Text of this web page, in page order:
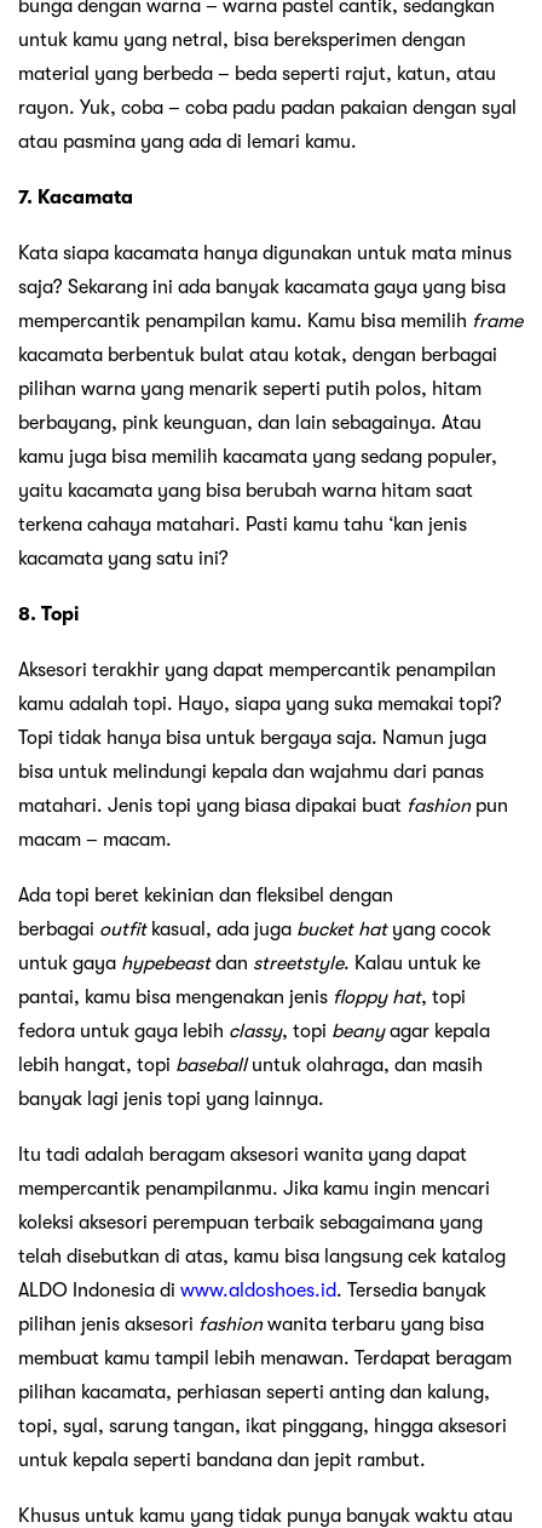
bunga dengan warna – warna pastel cantik, sedangkan
untuk kamu yang netral, bisa bereksperimen dengan
material yang berbeda – beda seperti rajut, katun, atau
rayon. Yuk, coba – coba padu padan pakaian dengan syal
atau pasmina yang ada di lemari kamu.
7. Kacamata
Kata siapa kacamata hanya digunakan untuk mata minus
saja? Sekarang ini ada banyak kacamata gaya yang bisa
mempercantik penampilan kamu. Kamu bisa memilih frame
kacamata berbentuk bulat atau kotak, dengan berbagai
pilihan warna yang menarik seperti putih polos, hitam
berbayang, pink keunguan, dan lain sebagainya. Atau
kamu juga bisa memilih kacamata yang sedang populer,
yaitu kacamata yang bisa berubah warna hitam saat
terkena cahaya matahari. Pasti kamu tahu ‘kan jenis
kacamata yang satu ini?
8. Topi
Aksesori terakhir yang dapat mempercantik penampilan
kamu adalah topi. Hayo, siapa yang suka memakai topi?
Topi tidak hanya bisa untuk bergaya saja. Namun juga
bisa untuk melindungi kepala dan wajahmu dari panas
matahari. Jenis topi yang biasa dipakai buat fashionpun
macam – macam.
Ada topi beret kekinian dan fleksibel dengan
berbagai outfitkasual, ada juga bucket hatyang cocok
untuk gaya hypebeastdan streetstyle. Kalau untuk ke
pantai, kamu bisa mengenakan jenis floppy hat, topi
fedora untuk gaya lebih classy, topi beanyagar kepala
lebih hangat, topi baseballuntuk olahraga, dan masih
banyak lagi jenis topi yang lainnya.
Itu tadi adalah beragam aksesori wanita yang dapat
mempercantik penampilanmu. Jika kamu ingin mencari
koleksi aksesori perempuan terbaik sebagaimana yang
telah disebutkan di atas, kamu bisa langsung cek katalog
ALDO Indonesia di www.aldoshoes.id. Tersedia banyak
pilihan jenis aksesori fashionwanita terbaru yang bisa
membuat kamu tampil lebih menawan. Terdapat beragam
pilihan kacamata, perhiasan seperti anting dan kalung,
topi, syal, sarung tangan, ikat pinggang, hingga aksesori
untuk kepala seperti bandana dan jepit rambut.
Khusus untuk kamu yang tidak punya banyak waktu atau